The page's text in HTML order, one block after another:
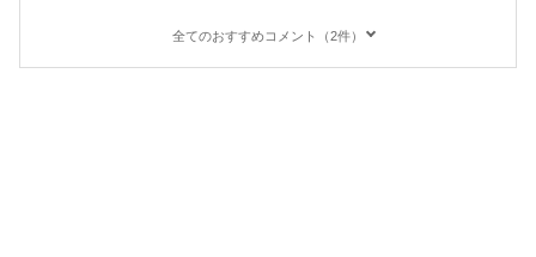
全てのおすすめコメント（2件）